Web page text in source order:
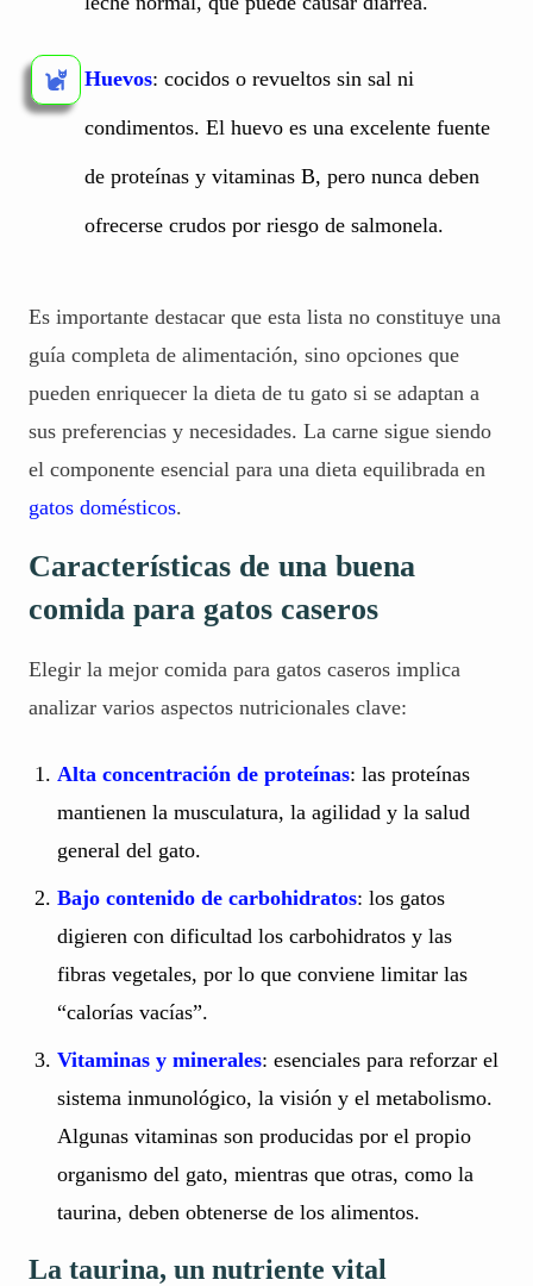
Huevos: cocidos o revueltos sin sal ni
condimentos. El huevo es una excelente fuente
de proteínas y vitaminas B, pero nunca deben
ofrecerse crudos por riesgo de salmonela.
Es importante destacar que esta lista no constituye una
guía completa de alimentación, sino opciones que
pueden enriquecer la dieta de tu gato si se adaptan a
sus preferencias y necesidades. La carne sigue siendo
el componente esencial para una dieta equilibrada en
gatos domésticos.
Características de una buena
comida para gatos caseros
Elegir la mejor comida para gatos caseros implica
analizar varios aspectos nutricionales clave:
Alta concentración de proteínas: las proteínas
mantienen la musculatura, la agilidad y la salud
general del gato.
Bajo contenido de carbohidratos: los gatos
digieren con dificultad los carbohidratos y las
fibras vegetales, por lo que conviene limitar las
“calorías vacías”.
Vitaminas y minerales: esenciales para reforzar el
sistema inmunológico, la visión y el metabolismo.
Algunas vitaminas son producidas por el propio
organismo del gato, mientras que otras, como la
taurina, deben obtenerse de los alimentos.
La taurina, un nutriente vital